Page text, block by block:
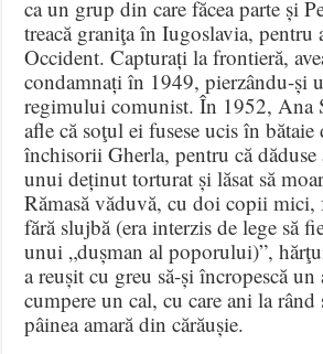
ca un grup din care făcea parte și
treacă graniţa în Iugoslavia, pentru
Occident. Capturați la frontieră,
condamnați în 1949, pierzându-și
regimului comunist. În 1952, Ana
afle că soţul ei fusese ucis în
închisorii Gherla, pentru că
unui deținut torturat și lăsat să
Rămasă văduvă, cu doi copii mici,
fără slujbă (era interzis de lege să
unui „dușman al poporului)”,
a reușit cu greu să-și încropescă un
cumpere un cal, cu care ani la rând
pâinea amară din cărăușie.